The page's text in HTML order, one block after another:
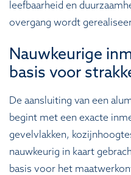
leefbaarheid en
overgang wordt
Nauwkeurige
basis voor
De aansluiting van een
begint met een exacte
gevelvlakken,
nauwkeurig in kaart
basis voor het